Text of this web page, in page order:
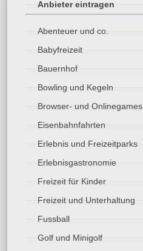
Anbieter eintragen
Abenteuer und co.
Babyfreizeit
Bauernhof
Bowling und Kegeln
Browser- und Onlinegames
Eisenbahnfahrten
Erlebnis und Freizeitparks
Erlebnisgastronomie
Freizeit für Kinder
Freizeit und Unterhaltung
Fussball
Golf und Minigolf